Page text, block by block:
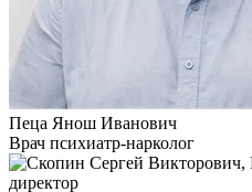
Пеца Янош Иванович
Врач психиатр-нарколог